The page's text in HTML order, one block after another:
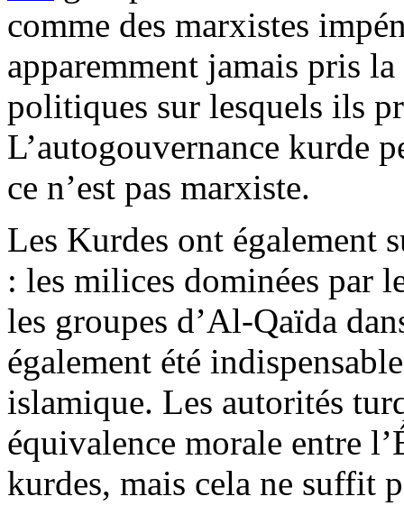
comme des marxistes
apparemment jamais pris
politiques sur lesquels ils
L’autogouvernance kurde
ce n’est pas marxiste.
Les Kurdes ont également
: les milices dominées par
les groupes d’Al-Qaïda
également été
islamique. Les autorités
équivalence morale entre
kurdes, mais cela ne suffit